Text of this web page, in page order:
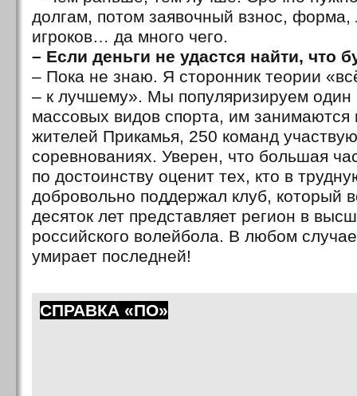
долгам, потом заявочный взнос, форма,
игроков… да много чего.
– Если деньги не удастся найти, что
– Пока не знаю. Я сторонник теории
– к лучшему». Мы популяризируем один
массовых видов спорта, им занимаются
жителей Прикамья, 250 команд
соревнованиях. Уверен, что большая
по достоинству оценит тех, кто в
добровольно поддержал клуб, который
десяток лет представляет регион в
российского волейбола. В любом
умирает последней!
СПРАВКА «ПО»